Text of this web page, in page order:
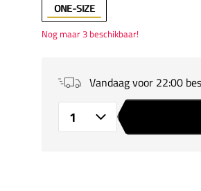
ONE-SIZE
Nog maar 3 beschikbaar!
Vandaag voor 22:00